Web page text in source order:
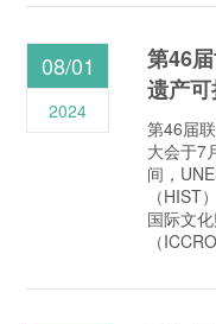
第46
遗产
第46届
大会于7
间，
（HIST
国际文
（
08/01
2024